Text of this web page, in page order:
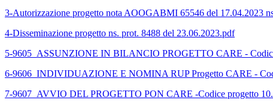
3-Autorizzazione progetto nota AOOGABMI 65546 del 17.04.2023
4-Disseminazione progetto ns. prot. 8488 del 23.06.2023.pdf
5-9605_ASSUNZIONE IN BILANCIO PROGETTO CARE -
6-9606_INDIVIDUAZIONE E NOMINA RUP Progetto CARE -
7-9607_AVVIO DEL PROGETTO PON CARE -Codice progetto